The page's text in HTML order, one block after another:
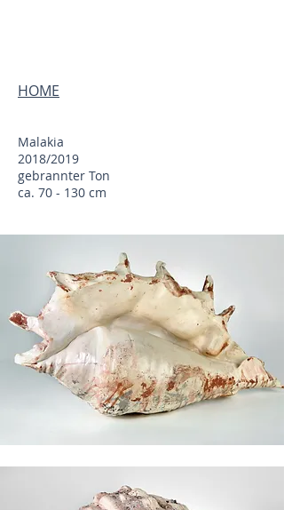
HOME
Malakia
2018/2019
gebrannter Ton
ca. 70 - 130 cm